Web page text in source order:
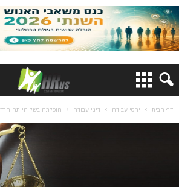
דף הבית יחסי עבודה דיני עבודה הופלתה בשל היותה חרדית